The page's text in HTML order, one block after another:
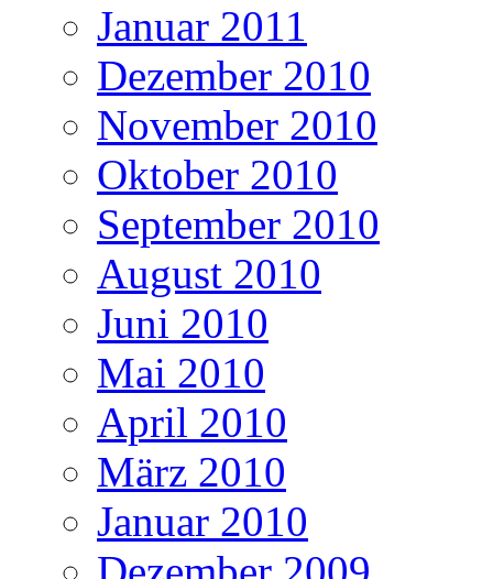
Januar 2011
Dezember 2010
November 2010
Oktober 2010
September 2010
August 2010
Juni 2010
Mai 2010
April 2010
März 2010
Januar 2010